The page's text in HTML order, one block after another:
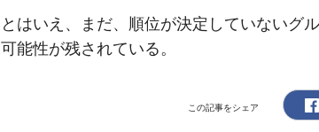
とはいえ、まだ、順位が決定していないグ
可能性が残されている。
この記事をシェア